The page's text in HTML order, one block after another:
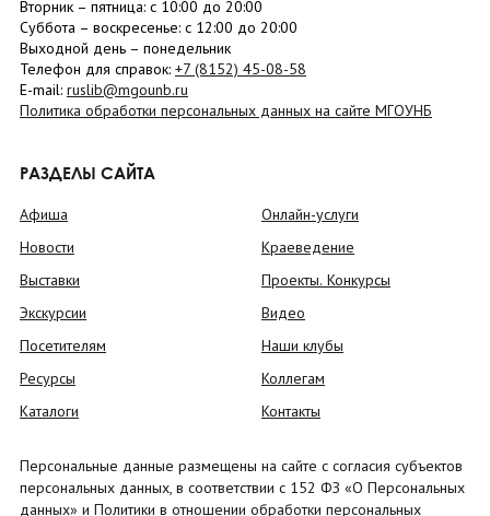
Вторник – пятница: с 10:00 до 20:00
Суббота – воскресенье: c 12:00 до 20:00
Выходной день – понедельник
Телефон для справок: +7 (8152) 45-08-58
E-mail: ruslib@mgounb.ru
Политика обработки персональных данных на сайте МГОУНБ
РАЗДЕЛЫ САЙТА
Афиша
Новости
Выставки
Экскурсии
Посетителям
Ресурсы
Каталоги
Онлайн-услуги
Краеведение
Проекты. Конкурсы
Видео
Наши клубы
Коллегам
Контакты
Персональные данные размещены на сайте с согласия субъектов
персональных данных, в соответствии с 152 ФЗ «О Персональных
данных» и Политики в отношении обработки персональных